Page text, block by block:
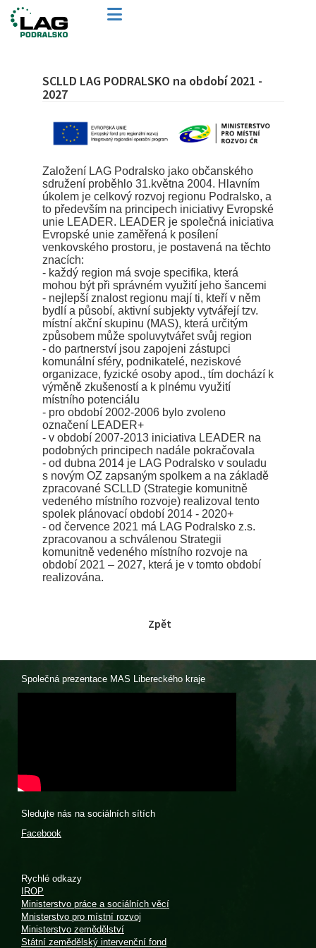
SCLLD LAG PODRALSKO na období 2021 -
2027
Založení LAG Podralsko jako občanského
sdružení proběhlo 31.května 2004. Hlavním
úkolem je celkový rozvoj regionu Podralsko, a
to především na principech iniciativy Evropské
unie LEADER. LEADER je společná iniciativa
Evropské unie zaměřená k posílení
venkovského prostoru, je postavená na těchto
znacích:
- každý region má svoje specifika, která
mohou být při správném využití jeho šancemi
- nejlepší znalost regionu mají ti, kteří v něm
bydlí a působí, aktivní subjekty vytvářejí tzv.
místní akční skupinu (MAS), která určitým
způsobem může spoluvytvářet svůj region
- do partnerství jsou zapojeni zástupci
komunální sféry, podnikatelé, neziskové
organizace, fyzické osoby apod., tím dochází k
výměně zkušeností a k plnému využití
místního potenciálu
- pro období 2002-2006 bylo zvoleno
označení LEADER+
- v období 2007-2013 iniciativa LEADER na
podobných principech nadále pokračovala
- od dubna 2014 je LAG Podralsko v souladu
s novým OZ zapsaným spolkem a na základě
zpracované SCLLD (Strategie komunitně
vedeného místního rozvoje) realizoval tento
spolek plánovací období 2014 - 2020+
- od července 2021 má LAG Podralsko z.s.
zpracovanou a schválenou Strategii
komunitně vedeného místního rozvoje na
období 2021 – 2027, která je v tomto období
realizována.
Zpět
Společná prezentace MAS Libereckého kraje
Sledujte nás na sociálních sítích
Facebook
Rychlé odkazy
IROP
Ministerstvo práce a sociálních věcí
Mnisterstvo pro místní rozvoj
Ministerstvo zemědělství
Státní zemědělský intervenční fond